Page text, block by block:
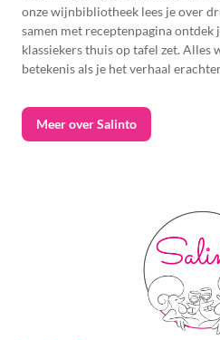
onze wijnbibliotheek lees je over
samen met receptenpagina ontdek
klassiekers thuis op tafel zet. Alles
betekenis als je het verhaal
Meer over Salinto